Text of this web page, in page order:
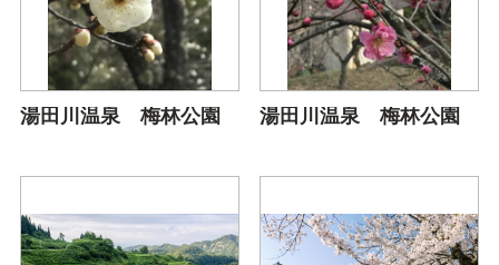
湯田川温泉 梅林公園 湯田川温泉 梅林公園